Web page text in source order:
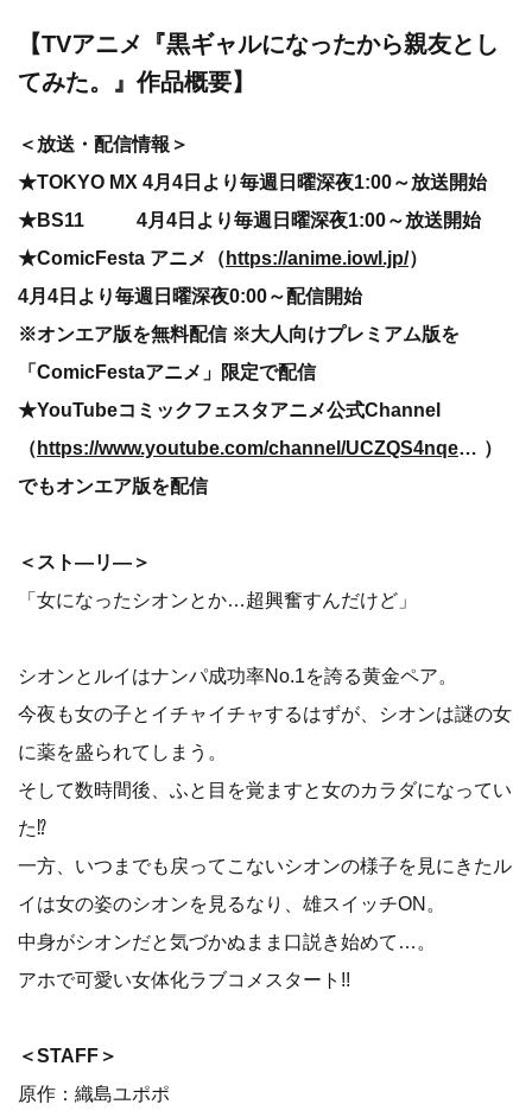
【TVアニメ『黒ギャルになったから親友とし
てみた。』作品概要】
＜放送・配信情報＞
★TOKYO MX 4月4日より毎週日曜深夜1:00～放送開始
★BS11 4月4日より毎週日曜深夜1:00～放送開始
★ComicFesta アニメ（https://anime.iowl.jp/）
4月4日より毎週日曜深夜0:00～配信開始
※オンエア版を無料配信 ※大人向けプレミアム版を
「ComicFestaアニメ」限定で配信
★YouTubeコミックフェスタアニメ公式Channel
（
https://www.youtube.com/channel/UCZQS4nqeT-7WcMfSoYhqOMg ）
でもオンエア版を配信
＜スト―リ―＞
「女になったシオンとか…超興奮すんだけど」
シオンとルイはナンパ成功率No.1を誇る黄金ペア。
今夜も女の子とイチャイチャするはずが、シオンは謎の女
に薬を盛られてしまう。
そして数時間後、ふと目を覚ますと女のカラダになってい
た⁉
一方、いつまでも戻ってこないシオンの様子を見にきたル
イは女の姿のシオンを見るなり、雄スイッチON。
中身がシオンだと気づかぬまま口説き始めて…。
アホで可愛い女体化ラブコメスタート!!
＜STAFF＞
原作：織島ユポポ